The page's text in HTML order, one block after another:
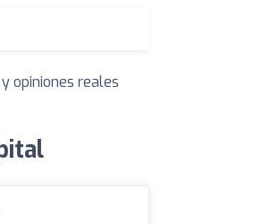
opiniones reales